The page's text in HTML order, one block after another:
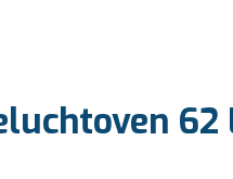
62